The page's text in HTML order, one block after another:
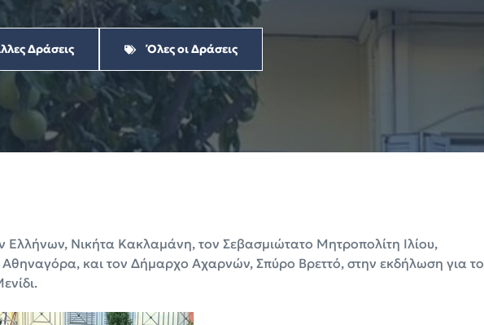
Δράσεις Όλες οι Δράσεις
Νικήτα Κακλαμάνη, τον Σεβασμιώτατο Μητροπολίτη Ιλίου,
και τον Δήμαρχο Αχαρνών, Σπύρο Βρεττό, στην εκδήλωση για το